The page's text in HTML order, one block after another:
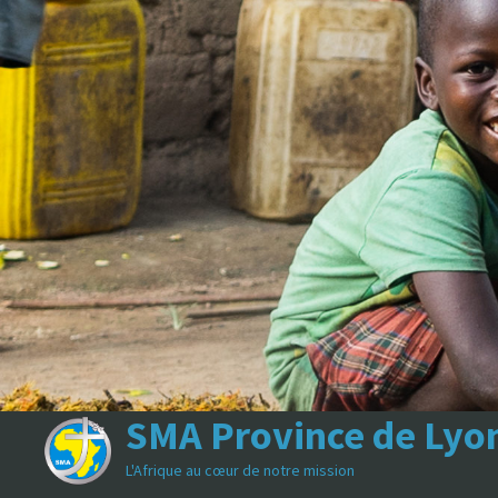
Passer
au
contenu
SMA Province de
L'Afrique au cœur de notre mission